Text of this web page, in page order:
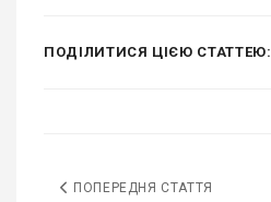
ПОДІЛИТИСЯ ЦІЄЮ СТАТТЕЮ:
ПОПЕРЕДНЯ СТАТТЯ